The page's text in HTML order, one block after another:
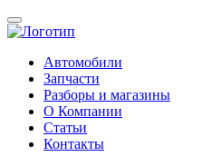
Автомобили
Запчасти
Разборы и магазины
О Компании
Статьи
Контакты